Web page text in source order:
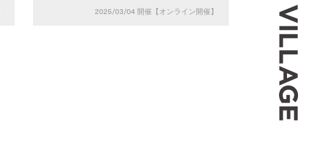
2025/03/04 開催【オンライン開催】